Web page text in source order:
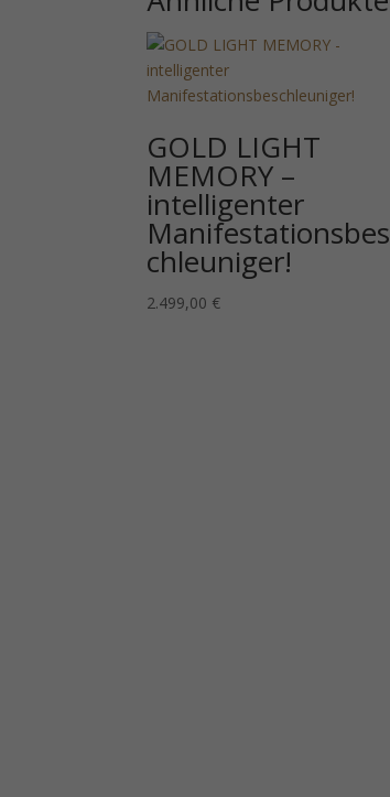
GOLD LIGHT
MEMORY –
intelligenter
Manifestationsbes
chleuniger!
2.499,00 €